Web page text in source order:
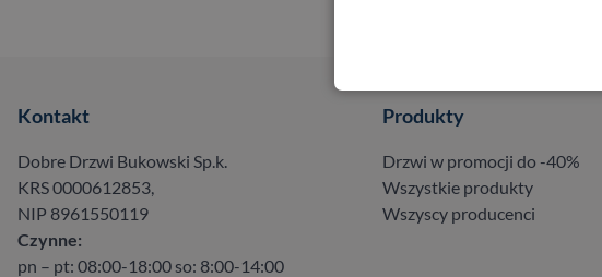
Kontakt
Dobre Drzwi Bukowski Sp.k.
KRS 0000612853,
NIP 8961550119
Czynne:
pn – pt: 08:00-18:00 so: 8:00-14:00
Produkty
Drzwi w promocji do -40%
Wszystkie produkty
Wszyscy producenci